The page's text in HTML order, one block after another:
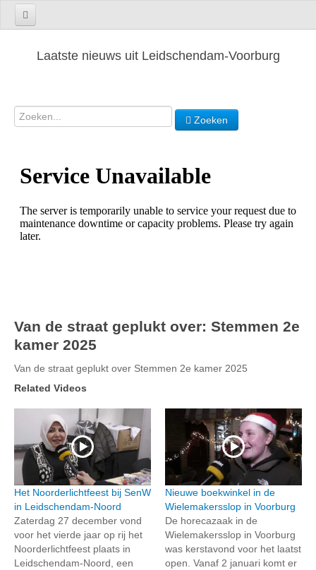
Laatste nieuws uit Leidschendam-Voorburg
Zoeken
Van de straat geplukt over: Stemmen 2e
kamer 2025
Van de straat geplukt over Stemmen 2e kamer 2025
Related Videos
Het Noorderlichtfeest bij SenW
in Leidschendam-Noord
Zaterdag 27 december vond
voor het vierde jaar op rij het
Noorderlichtfeest plaats in
Leidschendam-Noord, een
Nieuwe boekwinkel in de
Wielemakersslop in Voorburg
De horecazaak in de
Wielemakersslop in Voorburg
was kerstavond voor het laatst
open. Vanaf 2 januari komt er